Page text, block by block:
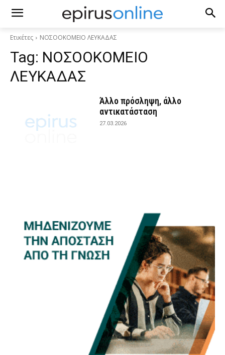
Ετικέτες ΝΟΣΟΟΚΟΜΕΙΟ ΛΕΥΚΑΔΑΣ
Tag: ΝΟΣΟΟΚΟΜΕΙΟ
ΛΕΥΚΑΔΑΣ
Άλλο πρόσληψη, άλλο
αντικατάσταση
27.03.2026